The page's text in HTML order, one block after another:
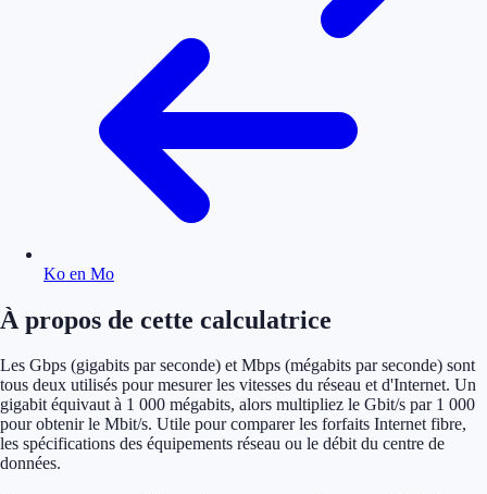
Ko en Mo
À propos de cette calculatrice
Les Gbps (gigabits par seconde) et Mbps (mégabits par seconde) sont
tous deux utilisés pour mesurer les vitesses du réseau et d'Internet. Un
gigabit équivaut à 1 000 mégabits, alors multipliez le Gbit/s par 1 000
pour obtenir le Mbit/s. Utile pour comparer les forfaits Internet fibre,
les spécifications des équipements réseau ou le débit du centre de
données.